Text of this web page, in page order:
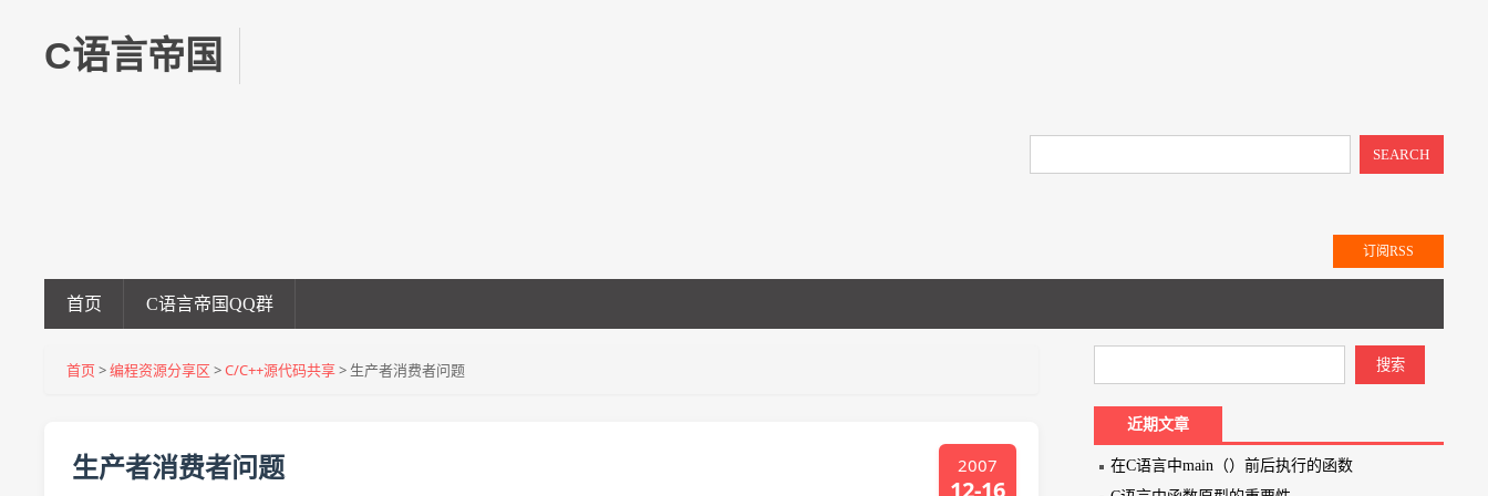
C语言帝国
SEARCH
订阅RSS
首页 C语言帝国QQ群
首页 >编程资源分享区 >C/C++源代码共享> 生产者消费者问题
2007
12-16
生产者消费者问题
近期文章
在C语言中main（）前后执行的函数